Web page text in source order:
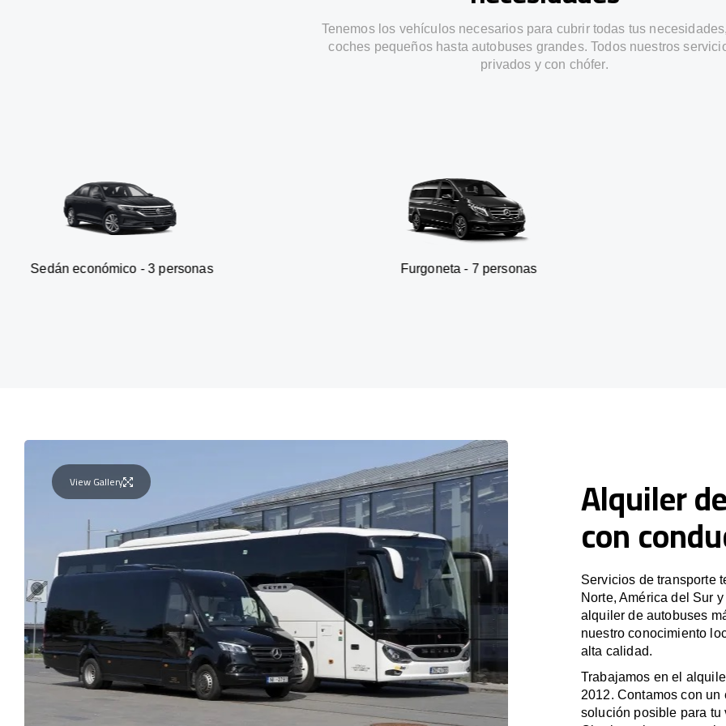
Tenemos los vehículos necesarios para cubrir todas tus
coches pequeños hasta autobuses grandes. Todos nuestros
privados y con chófer.
- 3 personas Furgoneta - 7 personas SUV - 3
View Gallery Alquiler
con
Servicios de transporte
Norte, América del Sur
alquiler de autobuses
nuestro conocimiento
alta calidad.
Trabajamos en el
2012. Contamos con
solución posible para tu